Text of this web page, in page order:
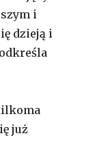
i
dzieją i
już